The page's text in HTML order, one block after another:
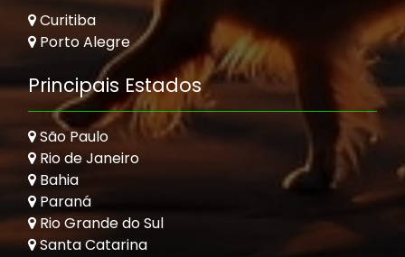
Curitiba
Porto Alegre
Principais Estados
São Paulo
Rio de Janeiro
Bahia
Paraná
Rio Grande do Sul
Santa Catarina